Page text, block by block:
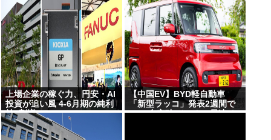
上場企業の稼ぐ力、円安・AI
投資が追い風 4-6月期の純利
益7割増
【中国EV】BYD軽自動車
「新型ラッコ」発表2週間で
1000台突破 メーカー最速ペ